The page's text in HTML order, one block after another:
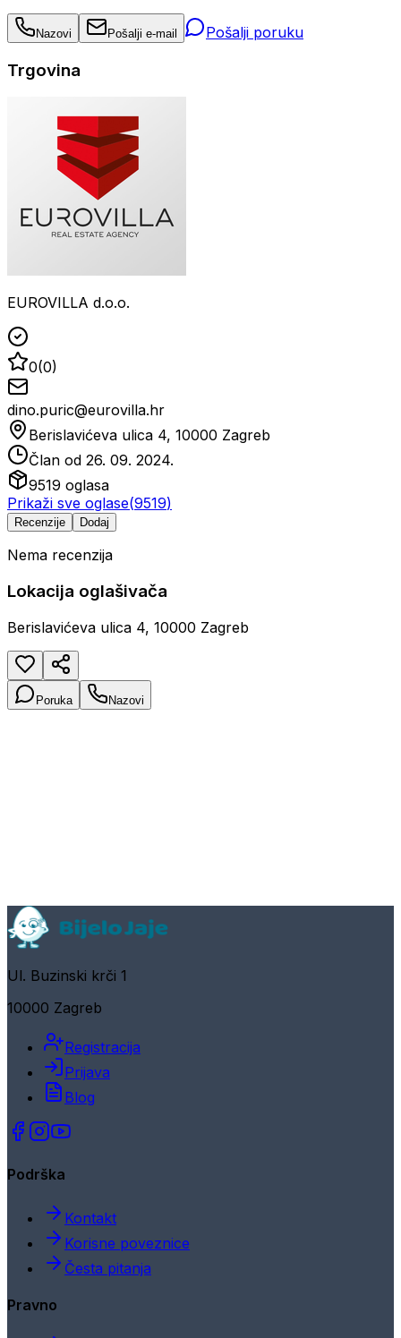
Nazovi Pošalji e-mail Pošalji poruku
Trgovina
EUROVILLA d.o.o.
0(0)
dino.puric@eurovilla.hr
Berislavićeva ulica 4, 10000 Zagreb
Član od 26. 09. 2024.
9519 oglasa
Prikaži sve oglase(9519)
Recenzije Dodaj
Nema recenzija
Lokacija oglašivača
Berislavićeva ulica 4, 10000 Zagreb
Poruka Nazovi
Ul. Buzinski krči 1
10000 Zagreb
Registracija
Prijava
Blog
Podrška
Kontakt
Korisne poveznice
Česta pitanja
Pravno